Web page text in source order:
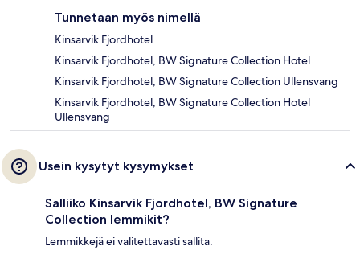
Tunnetaan myös nimellä
Kinsarvik Fjordhotel
Kinsarvik Fjordhotel, BW Signature Collection Hotel
Kinsarvik Fjordhotel, BW Signature Collection Ullensvang
Kinsarvik Fjordhotel, BW Signature Collection Hotel
Ullensvang
Usein kysytyt kysymykset
Salliiko Kinsarvik Fjordhotel, BW Signature
Collection lemmikit?
Lemmikkejä ei valitettavasti sallita.